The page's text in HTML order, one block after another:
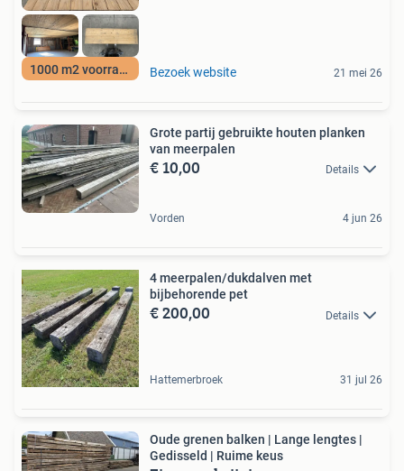
1000 m2 voorraad!! Bezoek website 21 mei 26
Grote partij gebruikte houten planken
van meerpalen
€ 10,00 Details
Vorden 4 jun 26
4 meerpalen/dukdalven met
bijbehorende pet
€ 200,00 Details
Hattemerbroek 31 jul 26
Oude grenen balken | Lange lengtes |
Gedisseld | Ruime keus